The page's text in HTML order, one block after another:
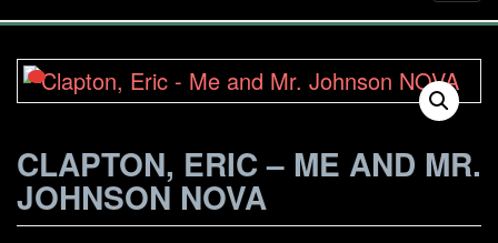
CLAPTON, ERIC – ME AND MR.
JOHNSON NOVA